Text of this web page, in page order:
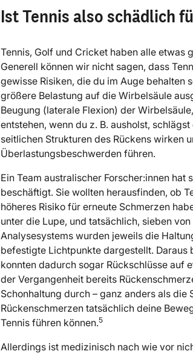
Ist Tennis also schädlich
Tennis, Golf und Cricket haben alle etwas
Generell können wir nicht sagen, dass
gewisse Risiken, die du im Auge behalten
größere Belastung auf die Wirbelsäule
Beugung (laterale Flexion) der
entstehen, wenn du z. B. ausholst,
seitlichen Strukturen des Rückens wirken
Überlastungsbeschwerden führen.
Ein Team australischer Forscher:innen
beschäftigt. Sie wollten herausfinden, ob
höheres Risiko für erneute Schmerzen
unter die Lupe, und tatsächlich, sieben
Analysesystems wurden jeweils die
befestigte Lichtpunkte dargestellt. Daraus
konnten dadurch sogar Rückschlüsse auf
der Vergangenheit bereits
Schonhaltung durch – ganz anders als die
Rückenschmerzen tatsächlich deine
Tennis führen können.5
Allerdings ist medizinisch nach wie vor